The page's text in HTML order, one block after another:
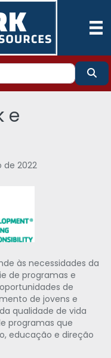
e
de 2022
às necessidades da
de programas e
de
de jovens e
qualidade de vida
programas que
educação e direção